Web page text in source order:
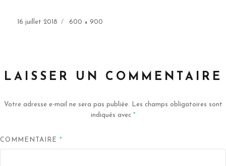
Publié
16 juillet 2018
Taille
600 × 900
LAISSER UN COMMENTAIRE
Votre adresse e-mail ne sera pas publiée.
Les champs obligatoires sont
indiqués avec *
COMMENTAIRE *